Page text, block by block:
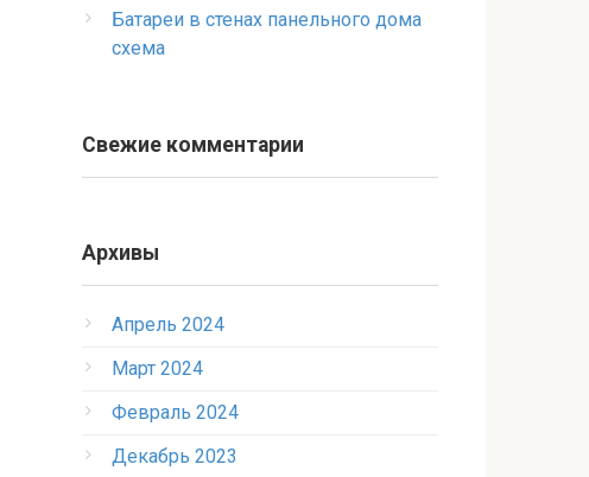
Батареи в стенах панельного дома
схема
Свежие комментарии
Архивы
Апрель 2024
Март 2024
Февраль 2024
Декабрь 2023